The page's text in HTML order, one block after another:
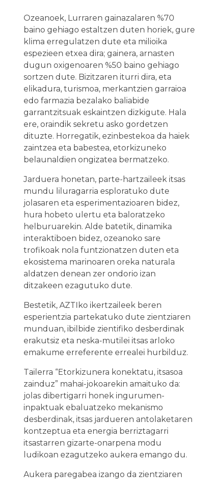
Ozeanoek, Lurraren gainazalaren %70
baino gehiago estaltzen duten horiek, gure
klima erregulatzen dute eta milioika
espezieen etxea dira; gainera, arnasten
dugun oxigenoaren %50 baino gehiago
sortzen dute. Bizitzaren iturri dira, eta
elikadura, turismoa, merkantzien garraioa
edo farmazia bezalako baliabide
garrantzitsuak eskaintzen dizkigute. Hala
ere, oraindik sekretu asko gordetzen
dituzte. Horregatik, ezinbestekoa da haiek
zaintzea eta babestea, etorkizuneko
belaunaldien ongizatea bermatzeko.
Jarduera honetan, parte-hartzaileek itsas
mundu liluragarria esploratuko dute
jolasaren eta esperimentazioaren bidez,
hura hobeto ulertu eta baloratzeko
helburuarekin. Alde batetik, dinamika
interaktiboen bidez, ozeanoko sare
trofikoak nola funtzionatzen duten eta
ekosistema marinoaren oreka naturala
aldatzen denean zer ondorio izan
ditzakeen ezagutuko dute.
Bestetik, AZTIko ikertzaileek beren
esperientzia partekatuko dute zientziaren
munduan, ibilbide zientifiko desberdinak
erakutsiz eta neska-mutilei itsas arloko
emakume erreferente errealei hurbilduz.
Tailerra “Etorkizunera konektatu, itsasoa
zainduz” mahai-jokoarekin amaituko da:
jolas dibertigarri honek ingurumen-
inpaktuak ebaluatzeko mekanismo
desberdinak, itsas jardueren antolaketaren
kontzeptua eta energia berriztagarri
itsastarren gizarte-onarpena modu
ludikoan ezagutzeko aukera emango du.
Aukera paregabea izango da zientziaren